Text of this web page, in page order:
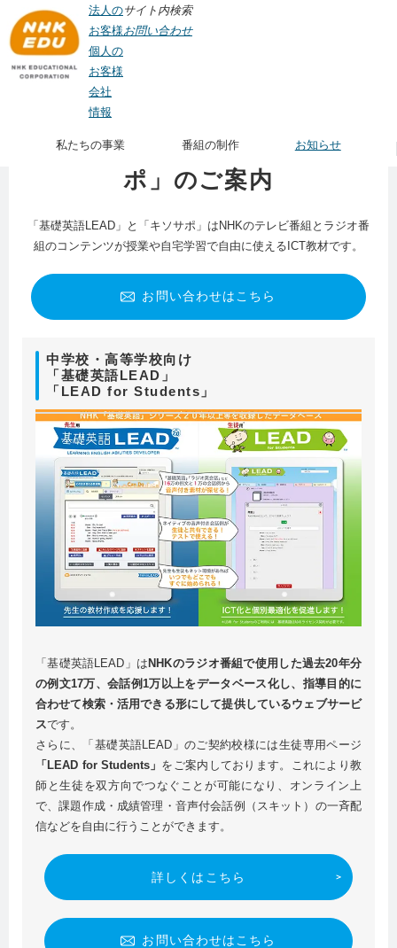
法人の
お客様
個人の
お客様
会社
情報
サイト内検索
お問い合わせ
私たちの事業 番組の制作 お知らせ
「基礎英語LEAD」と「キソサ
ポ」のご案内
「基礎英語LEAD」と「キソサポ」はNHKのテレビ番組とラジオ番
組のコンテンツが授業や自宅学習で自由に使えるICT教材です。
お問い合わせはこちら
中学校・高等学校向け
「基礎英語LEAD」
「LEAD for Students」
「基礎英語LEAD」は NHKのラジオ番組で使用した過去20年分
の例文17万、会話例1万以上をデータベース化し、指導目的に
合わせて検索・活用できる形にして提供しているウェブサービ
スです。
さらに、「基礎英語LEAD」のご契約校様には生徒専用ページ
「LEAD for Students」 をご案内しております。これにより教
師と生徒を双方向でつなぐことが可能になり、オンライン上
で、課題作成・成績管理・音声付会話例（スキット）の一斉配
信などを自由に行うことができます。
詳しくはこちら
お問い合わせはこちら